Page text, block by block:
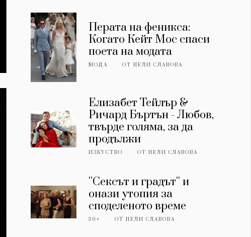
Перата на феникса:
Когато Кейт Мос спаси
поета на модата
МОДА ОТНЕЛИ СЛАВОВА
Елизабет Тейлър &
Ричард Бъртън - Любов,
твърде голяма, за да
продължи
ИЗКУСТВО ОТНЕЛИ СЛАВОВА
''Сексът и градът'' и
онази утопия за
споделеното време
30+ ОТНЕЛИ СЛАВОВА